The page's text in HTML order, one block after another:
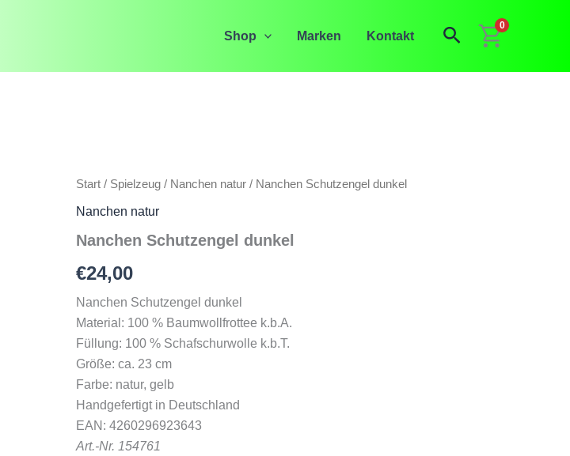
Shop Marken Kontakt Suchen
0
Start / Spielzeug / Nanchen natur / Nanchen Schutzengel dunkel
Nanchen natur
Nanchen Schutzengel dunkel
€24,00
Nanchen Schutzengel dunkel
Material: 100 % Baumwollfrottee k.b.A.
Füllung: 100 % Schafschurwolle k.b.T.
Größe: ca. 23 cm
Farbe: natur, gelb
Handgefertigt in Deutschland
EAN: 4260296923643
Art.-Nr. 154761